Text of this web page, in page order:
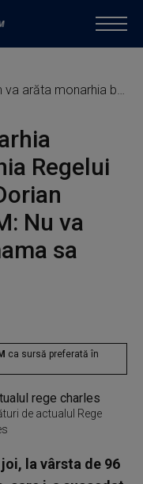
britanică sub domnia Regelui Charles al III-lea? Dorian Galbinski, la DigiFM: Nu va încerca să fie ca mama sa
Regelui
Nu va
sa
ca sursă preferată în
de actualul Rege
la vârsta de 96